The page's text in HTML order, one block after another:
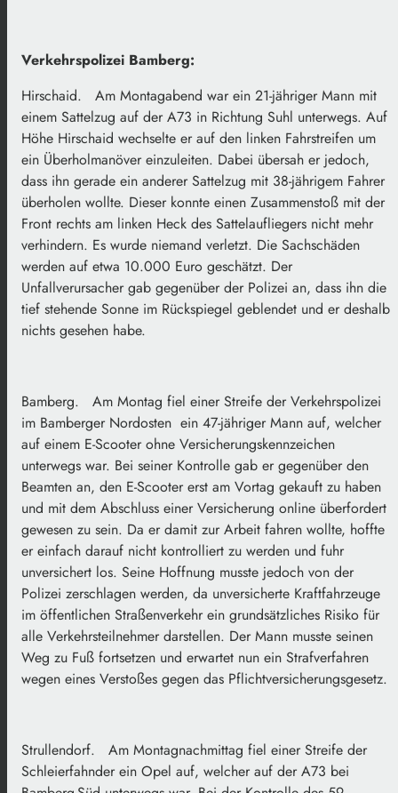
Verkehrspolizei Bamberg:
Hirschaid. Am Montagabend war ein 21-jähriger Mann mit
einem Sattelzug auf der A73 in Richtung Suhl unterwegs. Auf
Höhe Hirschaid wechselte er auf den linken Fahrstreifen um
ein Überholmanöver einzuleiten. Dabei übersah er jedoch,
dass ihn gerade ein anderer Sattelzug mit 38-jährigem Fahrer
überholen wollte. Dieser konnte einen Zusammenstoß mit der
Front rechts am linken Heck des Sattelaufliegers nicht mehr
verhindern. Es wurde niemand verletzt. Die Sachschäden
werden auf etwa 10.000 Euro geschätzt. Der
Unfallverursacher gab gegenüber der Polizei an, dass ihn die
tief stehende Sonne im Rückspiegel geblendet und er deshalb
nichts gesehen habe.
Bamberg. Am Montag fiel einer Streife der Verkehrspolizei
im Bamberger Nordosten ein 47-jähriger Mann auf, welcher
auf einem E-Scooter ohne Versicherungskennzeichen
unterwegs war. Bei seiner Kontrolle gab er gegenüber den
Beamten an, den E-Scooter erst am Vortag gekauft zu haben
und mit dem Abschluss einer Versicherung online überfordert
gewesen zu sein. Da er damit zur Arbeit fahren wollte, hoffte
er einfach darauf nicht kontrolliert zu werden und fuhr
unversichert los. Seine Hoffnung musste jedoch von der
Polizei zerschlagen werden, da unversicherte Kraftfahrzeuge
im öffentlichen Straßenverkehr ein grundsätzliches Risiko für
alle Verkehrsteilnehmer darstellen. Der Mann musste seinen
Weg zu Fuß fortsetzen und erwartet nun ein Strafverfahren
wegen eines Verstoßes gegen das Pflichtversicherungsgesetz.
Strullendorf. Am Montagnachmittag fiel einer Streife der
Schleierfahnder ein Opel auf, welcher auf der A73 bei